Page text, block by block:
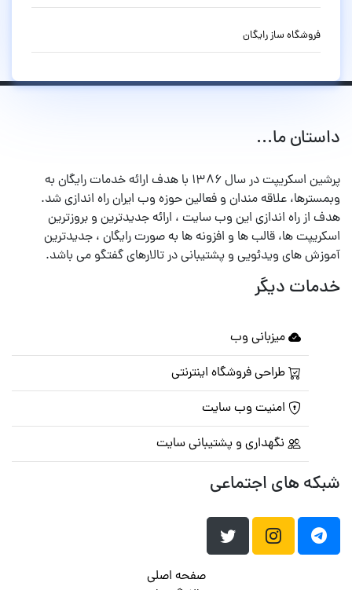
فروشگاه ساز رایگان
داستان ما...
پرشین اسکریپت در سال ۱۳۸۶ با هدف ارائه خدمات رایگان به
وبمسترها، علاقه مندان و فعالین حوزه وب ایران راه اندازی شد.
هدف از راه اندازی این وب سایت ، ارائه جدیدترین و بروزترین
اسکریپت ها، قالب ها و افزونه ها به صورت رایگان ، جدیدترین
آموزش های ویدئویی و پشتیبانی در تالارهای گفتگو می باشد.
خدمات دیگر
میزبانی وب
طراحی فروشگاه اینترنتی
امنیت وب سایت
نگهداری و پشتیبانی سایت
شبکه های اجتماعی
صفحه اصلی